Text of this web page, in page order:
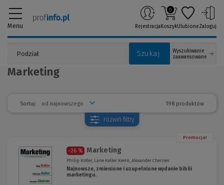
Menu
Szukaj
Wyszukiwanie
zaawansowane
Rejestracja
0
KoszykUlubioneZaloguj
Marketing
Sortuj: 198 produktów
rozwiń filtry
Promocja!
-26 % Marketing
Philip Kotler, Lane Keller Kevin, Alexander Chernev
Najnowsze, zmienione i uzupełnione wydanie biblii
marketingu.